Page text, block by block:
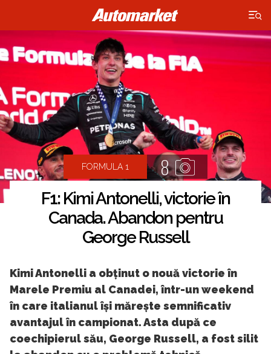
×
FORMULA 1 8
F1: Kimi Antonelli, victorie în
Canada. Abandon pentru
George Russell
Kimi Antonelli a obținut o nouă victorie în
Marele Premiu al Canadei, într-un weekend
în care italianul își mărește semnificativ
avantajul în campionat. Asta după ce
coechipierul său, George Russell, a fost silit